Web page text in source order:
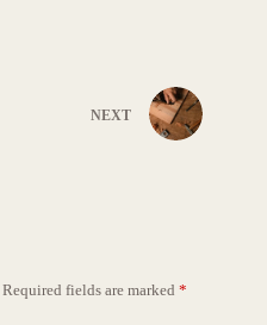
NEXT
Required fields are marked *